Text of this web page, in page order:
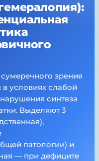
зрения
условиях слабой
синтеза
Выделяют 3
патологии) и
— при дефиците